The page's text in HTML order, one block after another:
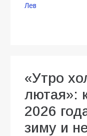
Лев
«Утро
лютая»:
2026
зиму и